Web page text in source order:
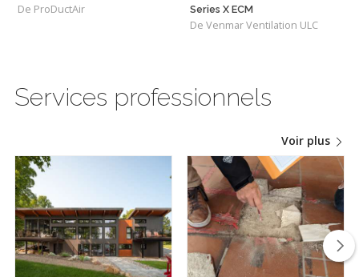
De ProDuctAir
Series X ECM
De Venmar Ventilation ULC
Services professionnels
Voir plus